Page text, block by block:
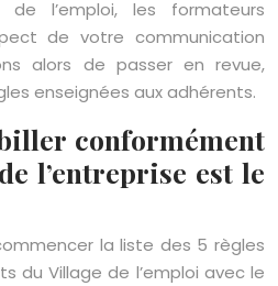
l’emploi, les formateurs
de votre communication
alors de passer en revue,
enseignées aux adhérents.
conformément
l’entreprise est le
la liste des 5 règles
du Village de l’emploi avec le